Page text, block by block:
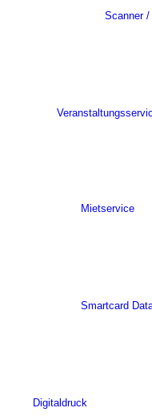
Scanner /
Mietservice
Smartcard
Digitaldruck